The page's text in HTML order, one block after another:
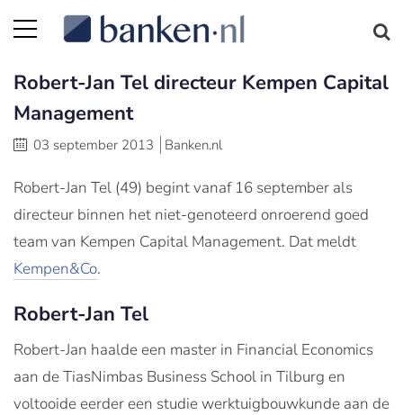
Robert-Jan Tel directeur Kempen Capital
Management
03 september 2013 Banken.nl
Robert-Jan Tel (49) begint vanaf 16 september als
directeur binnen het niet-genoteerd onroerend goed
team van Kempen Capital Management. Dat meldt
Kempen&Co.
Robert-Jan Tel
Robert-Jan haalde een master in Financial Economics
aan de TiasNimbas Business School in Tilburg en
voltooide eerder een studie werktuigbouwkunde aan de